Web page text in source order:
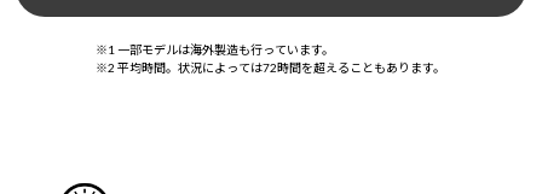
※1 一部モデルは海外製造も行っています。
※2 平均時間。状況によっては72時間を超えることもあります。